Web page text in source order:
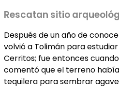
Rescatan sitio
Después de un año de
volvió a Tolimán para
Cerritos; fue entonces
comentó que el terreno
tequilera para sembrar